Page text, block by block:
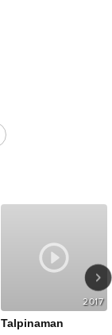
2017
Talpinaman